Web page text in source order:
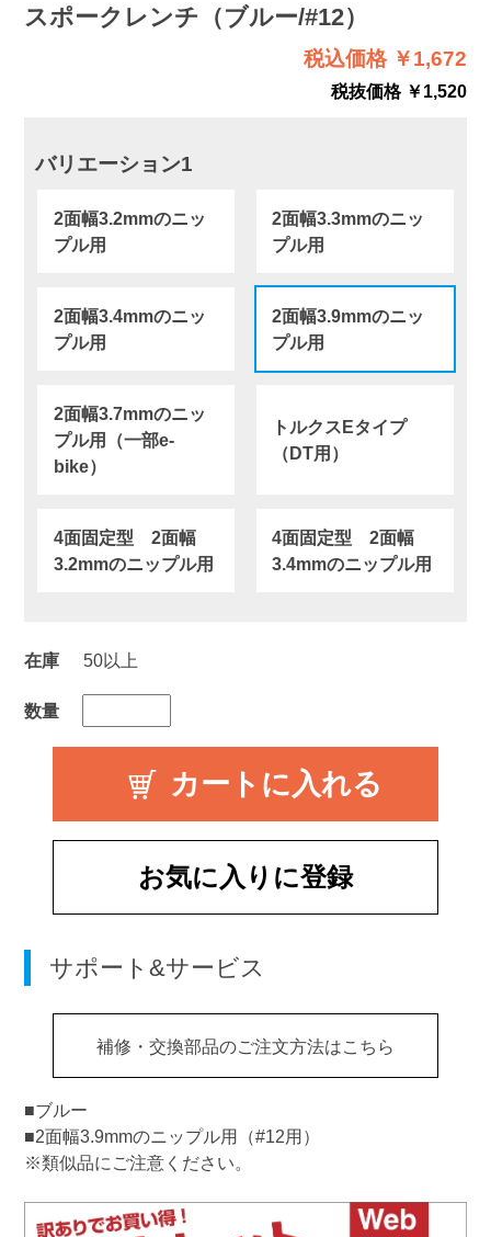
スポークレンチ（ブルー/#12）
税込価格 ￥1,672
税抜価格 ￥1,520
バリエーション1
2面幅3.2mmのニッ
プル用
2面幅3.3mmのニッ
プル用
2面幅3.4mmのニッ
プル用
2面幅3.9mmのニッ
プル用
2面幅3.7mmのニッ
プル用（一部e-
bike）
トルクスEタイプ
（DT用）
4面固定型 2面幅
3.2mmのニップル用
4面固定型 2面幅
3.4mmのニップル用
在庫 50以上
数量
お気に入りに登録
サポート&サービス
補修・交換部品のご注文方法はこちら
■ブルー
■2面幅3.9mmのニップル用（#12用）
※類似品にご注意ください。